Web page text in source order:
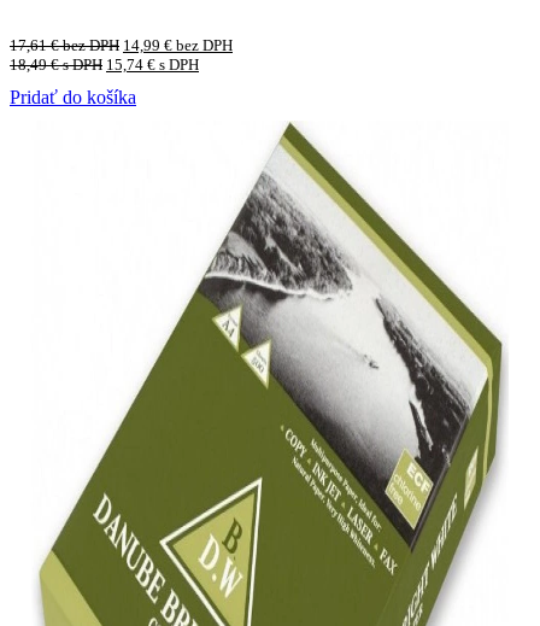
17,61€bez DPH 14,99 € bez DPH
18,49€s DPH 15,74 € s DPH
Pridať do košíka